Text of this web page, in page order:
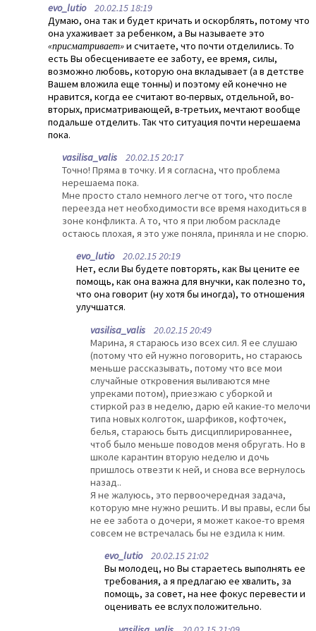
evo_lutio20.02.15 18:19
Думаю, она так и будет кричать и оскорблять, потому что
она ухаживает за ребенком, а Вы называете это
«присматривает»и считаете, что почти отделились. То
есть Вы обесцениваете ее заботу, ее время, силы,
возможно любовь, которую она вкладывает (а в детстве
Вашем вложила еще тонны) и поэтому ей конечно не
нравится, когда ее считают во-первых, отдельной, во-
вторых, присматривающей, в-третьих, мечтают вообще
подальше отделить. Так что ситуация почти нерешаема
пока.
vasilisa_valis 20.02.15 20:17
Точно! Пряма в точку. И я согласна, что проблема
нерешаема пока.
Мне просто стало немного легче от того, что после
переезда нет необходимости все время находиться в
зоне конфликта. А то, что я при любом раскладе
остаюсь плохая, я это уже поняла, приняла и не спорю.
evo_lutio20.02.15 20:19
Нет, если Вы будете повторять, как Вы цените ее
помощь, как она важна для внучки, как полезно то,
что она говорит (ну хотя бы иногда), то отношения
улучшатся.
vasilisa_valis 20.02.15 20:49
Марина, я стараюсь изо всех сил. Я ее слушаю
(потому что ей нужно поговорить, но стараюсь
меньше рассказывать, потому что все мои
случайные откровения выливаются мне
упреками потом), приезжаю с уборкой и
стиркой раз в неделю, дарю ей какие-то мелочи
типа новых колготок, шарфиков, кофточек,
белья, стараюсь быть дисциплирированнее,
чтоб было меньше поводов меня обругать. Но в
школе карантин вторую неделю и дочь
пришлось отвезти к ней, и снова все вернулось
назад..
Я не жалуюсь, это первоочередная задача,
которую мне нужно решить. И вы правы, если бы
не ее забота о дочери, я может какое-то время
совсем не встречалась бы не ездила к ним.
evo_lutio20.02.15 21:02
Вы молодец, но Вы стараетесь выполнять ее
требования, а я предлагаю ее хвалить, за
помощь, за совет, на нее фокус перевести и
оценивать ее вслух положительно.